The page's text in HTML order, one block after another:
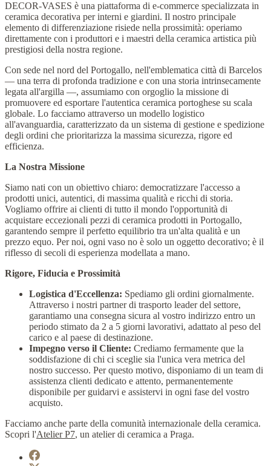
DECOR-VASES è una piattaforma di e-commerce specializzata in
ceramica decorativa per interni e giardini. Il nostro principale
elemento di differenziazione risiede nella prossimità: operiamo
direttamente con i produttori e i maestri della ceramica artistica più
prestigiosi della nostra regione.
Con sede nel nord del Portogallo, nell'emblematica città di Barcelos
— una terra di profonda tradizione e con una storia intrinsecamente
legata all'argilla —, assumiamo con orgoglio la missione di
promuovere ed esportare l'autentica ceramica portoghese su scala
globale. Lo facciamo attraverso un modello logistico
all'avanguardia, caratterizzato da un sistema di gestione e spedizione
degli ordini che prioritarizza la massima sicurezza, rigore ed
efficienza.
La Nostra Missione
Siamo nati con un obiettivo chiaro: democratizzare l'accesso a
prodotti unici, autentici, di massima qualità e ricchi di storia.
Vogliamo offrire ai clienti di tutto il mondo l'opportunità di
acquistare eccezionali pezzi di ceramica prodotti in Portogallo,
garantendo sempre il perfetto equilibrio tra un'alta qualità e un
prezzo equo. Per noi, ogni vaso no è solo un oggetto decorativo; è il
riflesso di secoli di esperienza modellata a mano.
Rigore, Fiducia e Prossimità
Logistica d'Eccellenza: Spediamo gli ordini giornalmente.
Attraverso i nostri partner di trasporto leader del settore,
garantiamo una consegna sicura al vostro indirizzo entro un
periodo stimato da 2 a 5 giorni lavorativi, adattato al peso del
carico e al paese di destinazione.
Impegno verso il Cliente: Crediamo fermamente que la
soddisfazione di chi ci sceglie sia l'unica vera metrica del
nostro successo. Per questo motivo, disponiamo di un team di
assistenza clienti dedicato e attento, permanentemente
disponibile per guidarvi e assistervi in ogni fase del vostro
acquisto.
Facciamo anche parte della comunità internazionale della ceramica.
Scopri l'Atelier P7, un atelier di ceramica a Praga.